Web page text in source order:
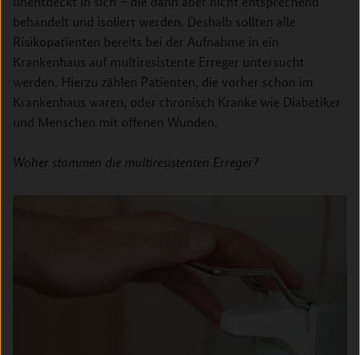
behandelt und isoliert werden. Deshalb sollten alle
Risikopatienten bereits bei der Aufnahme in ein
Krankenhaus auf multiresistente Erreger untersucht
werden. Hierzu zählen Patienten, die vorher schon im
Krankenhaus waren, oder chronisch Kranke wie Diabetiker
und Menschen mit offenen Wunden.
Woher stammen die multiresistenten Erreger?